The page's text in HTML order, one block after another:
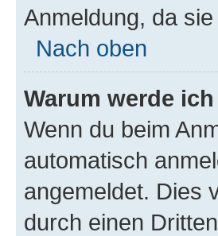
Anmeldung, da
Nach oben
Warum werde
Wenn du beim
automatisch
angemeldet. Dies
durch einen